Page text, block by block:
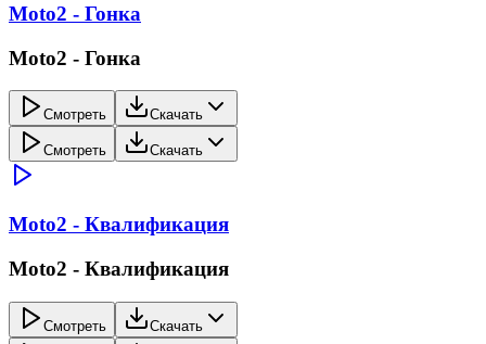
Moto2 - Гонка
Moto2 - Гонка
Смотреть Скачать
Смотреть Скачать
Moto2 - Квалификация
Moto2 - Квалификация
Смотреть Скачать